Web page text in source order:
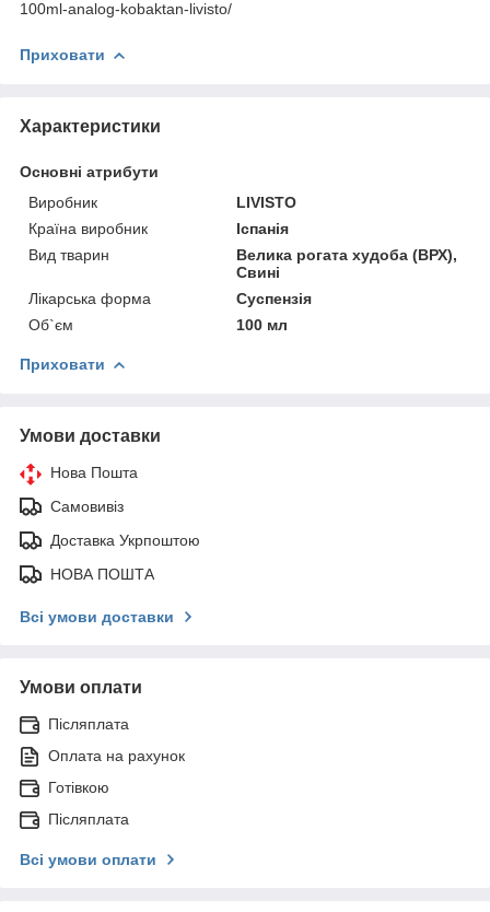
100ml-analog-kobaktan-livisto/
Приховати
Характеристики
Основні атрибути
Виробник
LIVISTO
Країна виробник
Іспанія
Вид тварин
Велика рогата худоба (ВРХ),
Свині
Лікарська форма
Суспензія
Об`єм
100 мл
Приховати
Умови доставки
Нова Пошта
Самовивіз
Доставка Укрпоштою
НОВА ПОШТА
Всі умови доставки
Умови оплати
Післяплата
Оплата на рахунок
Готівкою
Післяплата
Всі умови оплати